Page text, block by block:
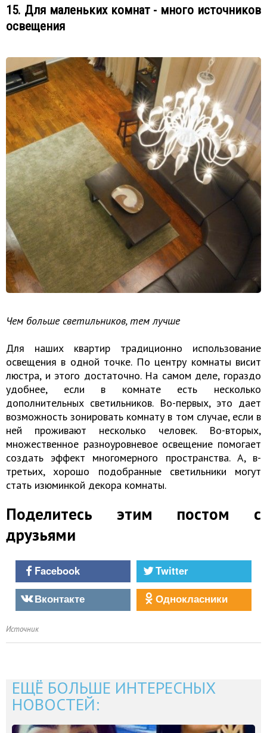
15. Для маленьких комнат - много источников
освещения
Чем больше светильников, тем лучше
Для наших квартир традиционно использование
освещения в одной точке. По центру комнаты висит
люстра, и этого достаточно. На самом деле, гораздо
удобнее, если в комнате есть несколько
дополнительных светильников. Во-первых, это дает
возможность зонировать комнату в том случае, если в
ней проживают несколько человек. Во-вторых,
множественное разноуровневое освещение помогает
создать эффект многомерного пространства. А, в-
третьих, хорошо подобранные светильники могут
стать изюминкой декора комнаты.
Поделитесь этим постом с
друзьями
Facebook
Twitter
Вконтакте
Однокласники
Источник
ЕЩЁ БОЛЬШЕ ИНТЕРЕСНЫХ
НОВОСТЕЙ: